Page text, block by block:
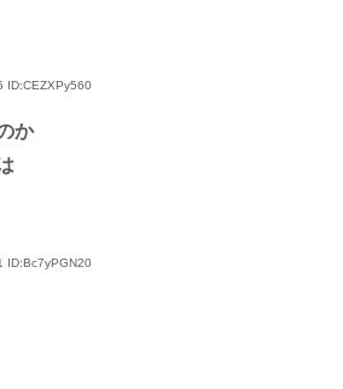
ID:CEZXPy560
か
ID:Bc7yPGN20